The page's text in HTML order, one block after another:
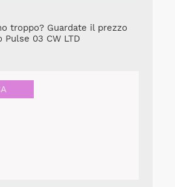
troppo? Guardate il prezzo
Pulse 03 CW LTD